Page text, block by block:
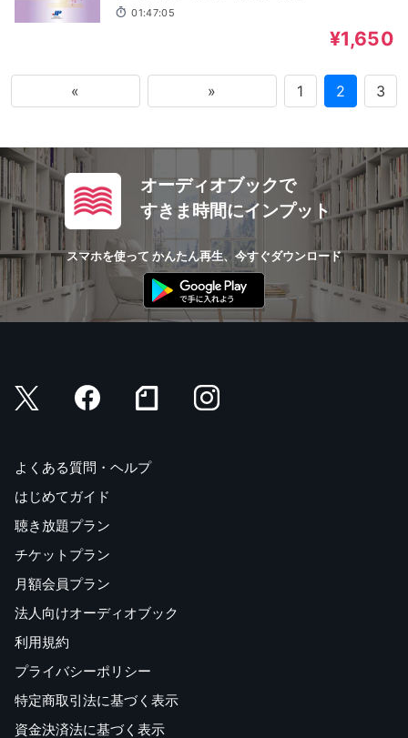
01:47:05
¥1,650
« » 1 2 3
オーディオブックで
すきま時間にインプット
スマホを使って かんたん再生、今すぐダウンロード
よくある質問・ヘルプ
はじめてガイド
聴き放題プラン
チケットプラン
月額会員プラン
法人向けオーディオブック
利用規約
プライバシーポリシー
特定商取引法に基づく表示
資金決済法に基づく表示